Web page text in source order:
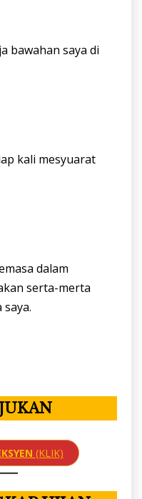
bawahan saya di
kali mesyuarat
dalam
serta-merta
(KLIK)